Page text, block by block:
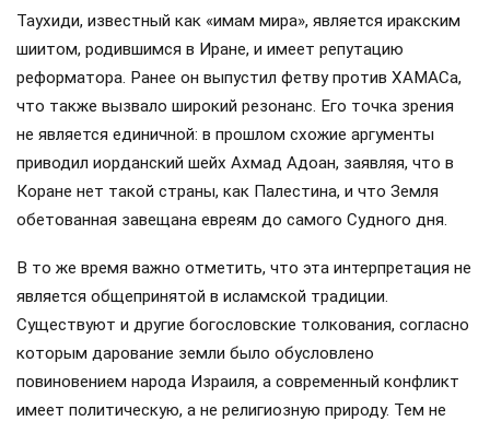
Таухиди, известный как «имам мира», является иракским
шиитом, родившимся в Иране, и имеет репутацию
реформатора. Ранее он выпустил фетву против ХАМАСа,
что также вызвало широкий резонанс. Его точка зрения
не является единичной: в прошлом схожие аргументы
приводил иорданский шейх Ахмад Адоан, заявляя, что в
Коране нет такой страны, как Палестина, и что Земля
обетованная завещана евреям до самого Судного дня.
В то же время важно отметить, что эта интерпретация не
является общепринятой в исламской традиции.
Существуют и другие богословские толкования, согласно
которым дарование земли было обусловлено
повиновением народа Израиля, а современный конфликт
имеет политическую, а не религиозную природу. Тем не